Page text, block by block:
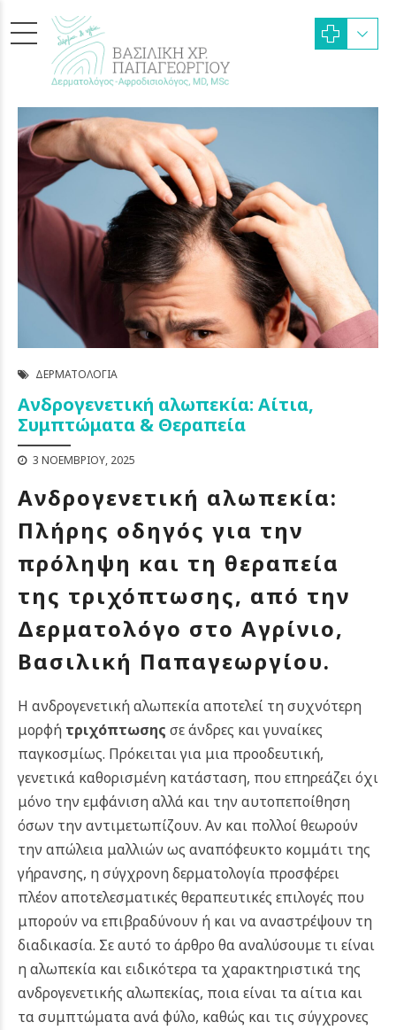
ΔΕΡΜΑΤΟΛΟΓΊΑ
Ανδρογενετική αλωπεκία: Αίτια,
Συμπτώματα & Θεραπεία
3 ΝΟΕΜΒΡΊΟΥ, 2025
Ανδρογενετική αλωπεκία:
Πλήρης οδηγός για την
πρόληψη και τη θεραπεία
της τριχόπτωσης, από την
Δερματολόγο στο Αγρίνιο,
Βασιλική Παπαγεωργίου.
Η ανδρογενετική αλωπεκία αποτελεί τη συχνότερη
μορφή τριχόπτωσης σε άνδρες και γυναίκες
παγκοσμίως. Πρόκειται για μια προοδευτική,
γενετικά καθορισμένη κατάσταση, που επηρεάζει όχι
μόνο την εμφάνιση αλλά και την αυτοπεποίθηση
όσων την αντιμετωπίζουν. Αν και πολλοί θεωρούν
την απώλεια μαλλιών ως αναπόφευκτο κομμάτι της
γήρανσης, η σύγχρονη δερματολογία προσφέρει
πλέον αποτελεσματικές θεραπευτικές επιλογές που
μπορούν να επιβραδύνουν ή και να αναστρέψουν τη
διαδικασία. Σε αυτό το άρθρο θα αναλύσουμε τι είναι
η αλωπεκία και ειδικότερα τα χαρακτηριστικά της
ανδρογενετικής αλωπεκίας, ποια είναι τα αίτια και
τα συμπτώματα ανά φύλο, καθώς και τις σύγχρονες